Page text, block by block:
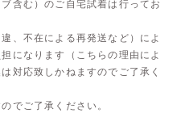
含む）のご自宅試着は行ってお
、不在による再発送など）によ
になります（こちらの理由によ
対応致しかねますのでご了承く
でご了承ください。